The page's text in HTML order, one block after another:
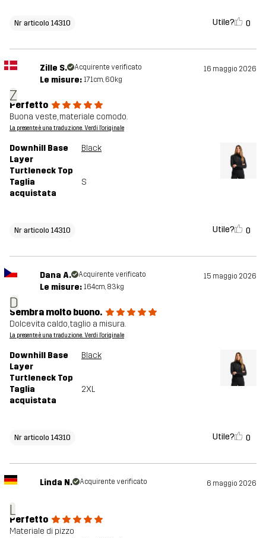
Nr articolo 14310 Utile? 0
Z
Zille S. Acquirente verificato 16 maggio 2026
Le misure: 171cm, 60kg
Perfetto
Buona veste, materiale comodo.
La presente è una traduzione. Verdi l'originale
Downhill Base
Layer
Turtleneck Top
Black
Taglia
acquistata
S
Nr articolo 14310 Utile? 0
D
Dana A. Acquirente verificato 15 maggio 2026
Le misure: 164cm, 83kg
Sembra molto buono.
Dolcevita caldo, taglio a misura.
La presente è una traduzione. Verdi l'originale
Downhill Base
Layer
Turtleneck Top
Black
Taglia
acquistata
2XL
Nr articolo 14310 Utile? 0
L
Linda N. Acquirente verificato 6 maggio 2026
Perfetto
Materiale di pizzo